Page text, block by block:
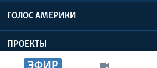
ГОЛОС АМЕРИКИ
ПРОЕКТЫ